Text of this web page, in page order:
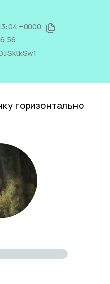
+0000
горизонтально